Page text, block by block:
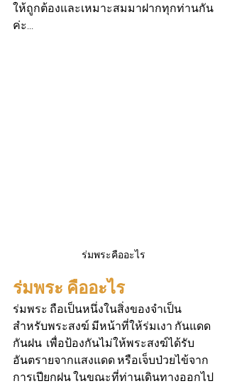
ให้ถูกต้องและเหมาะสมมาฝากทุกท่านกัน
ค่ะ...
ร่มพระคืออะไร
ร่มพระ คืออะไร
ร่มพระ ถือเป็นหนึ่งในสิ่งของจำเป็น
สำหรับพระสงฆ์ มีหน้าที่ให้ร่มเงา กันแดด
กันฝน  เพื่อป้องกันไม่ให้พระสงฆ์ได้รับ
อันตรายจากแสงแดด หรือเจ็บป่วยไข้จาก
การเปียกฝน ในขณะที่ท่านเดินทางออกไป